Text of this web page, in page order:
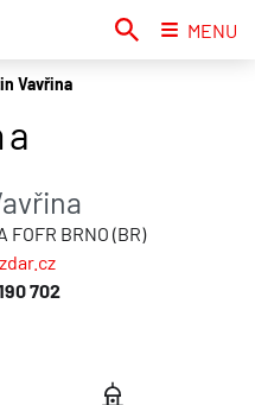
Vavřina
FOFR BRNO (BR)
702
MENU